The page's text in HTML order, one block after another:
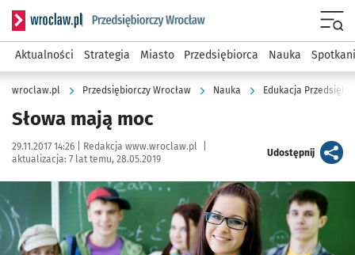
Serwis informacyjny wroclaw.pl podserwis: Strategia
Aktualności Strategia Miasto Przedsiębiorca Nauka
wroclaw.pl Przedsiębiorczy Wrocław Nauka Edukacja
Słowa mają moc
Data publikacji:
29.11.2017 14:26 | Autor:
Redakcja www.wroclaw.pl
aktualizacja: 7 lat temu, 28.05.2019
Udostępnijartykuł
Kliknij, aby powiększyć